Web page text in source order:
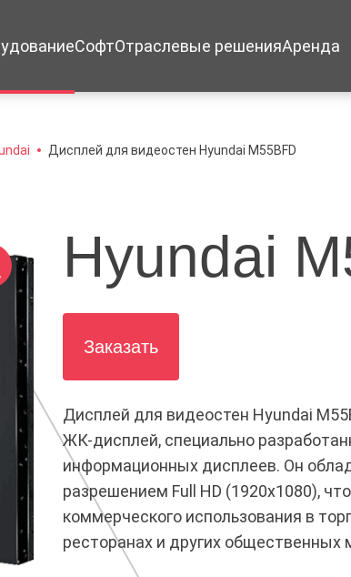
СофтОтраслевые решенияАренда
Дисплей для видеостен Hyundai M55BFD
Hyundai
Заказать
Дисплей для видеостен Hyundai
ЖК-дисплей, специально
информационных дисплеев. Он
разрешением Full HD (1920x1080),
коммерческого использования в
ресторанах и других общественных